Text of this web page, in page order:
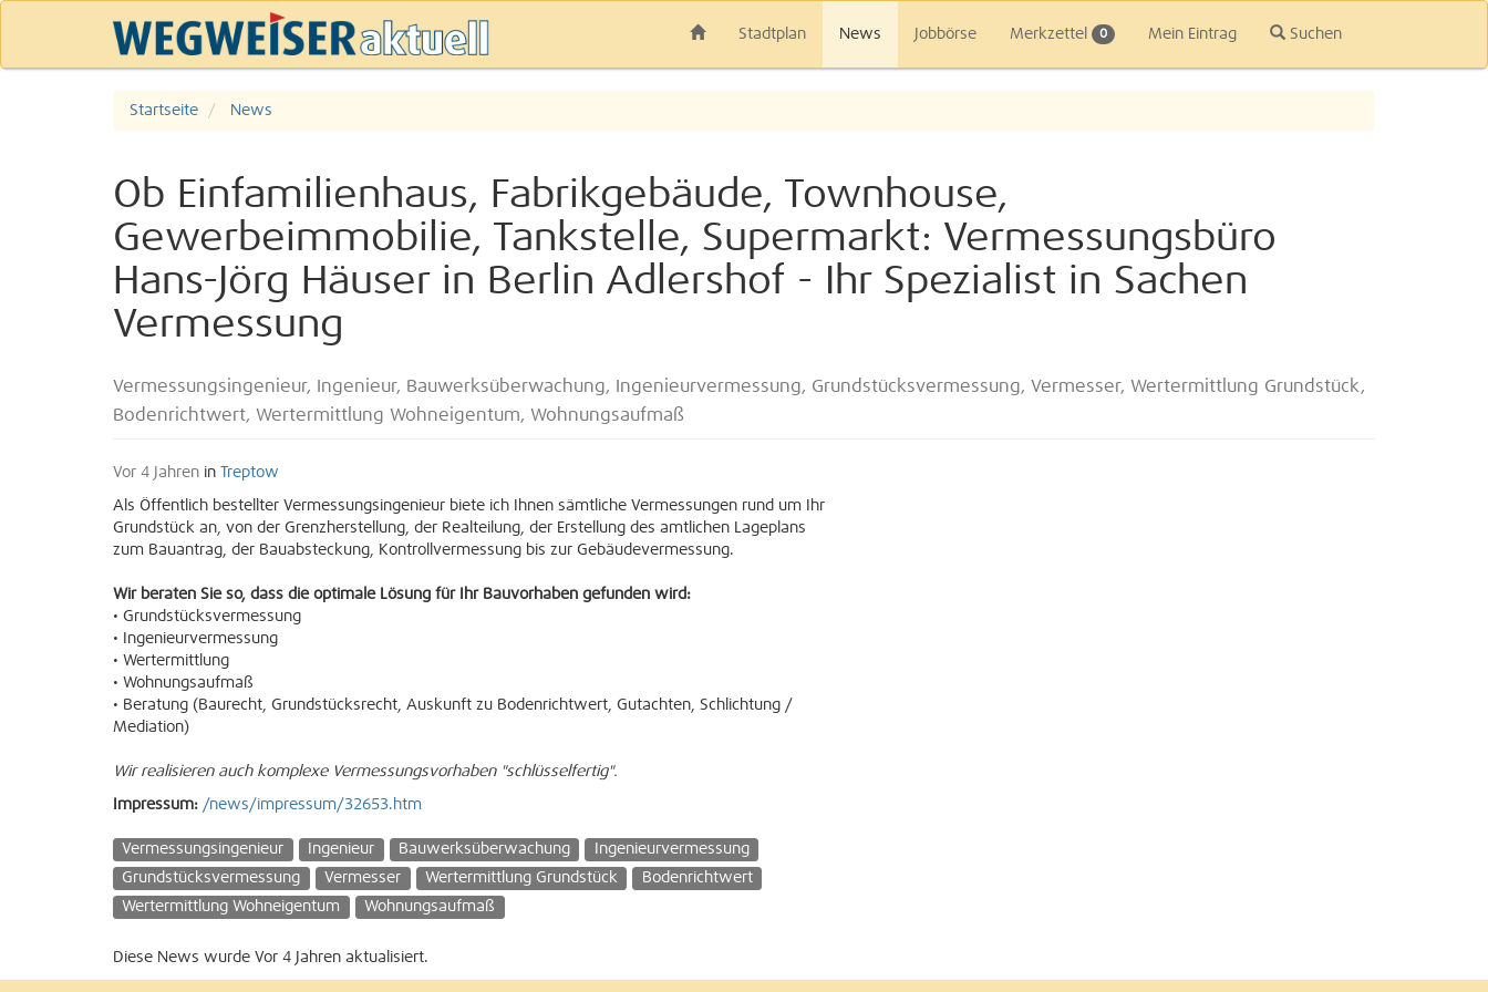
Stadtplan News Jobbörse Merkzettel 0 Mein Eintrag Suchen
Startseite News
Ob Einfamilienhaus, Fabrikgebäude, Townhouse,
Gewerbeimmobilie, Tankstelle, Supermarkt: Vermessungsbüro
Hans-Jörg Häuser in Berlin Adlershof - Ihr Spezialist in Sachen
Vermessung
Vermessungsingenieur, Ingenieur, Bauwerksüberwachung, Ingenieurvermessung, Grundstücksvermessung, Vermesser, Wertermittlung Grundstück,
Bodenrichtwert, Wertermittlung Wohneigentum, Wohnungsaufmaß
Vor 4 Jahren in Treptow
Als Öffentlich bestellter Vermessungsingenieur biete ich Ihnen sämtliche Vermessungen rund um Ihr
Grundstück an, von der Grenzherstellung, der Realteilung, der Erstellung des amtlichen Lageplans
zum Bauantrag, der Bauabsteckung, Kontrollvermessung bis zur Gebäudevermessung.
Wir beraten Sie so, dass die optimale Lösung für Ihr Bauvorhaben gefunden wird:
• Grundstücksvermessung
• Ingenieurvermessung
• Wertermittlung
• Wohnungsaufmaß
• Beratung (Baurecht, Grundstücksrecht, Auskunft zu Bodenrichtwert, Gutachten, Schlichtung /
Mediation)
Wir realisieren auch komplexe Vermessungsvorhaben "schlüsselfertig".
Impressum: /news/impressum/32653.htm
Vermessungsingenieur Ingenieur Bauwerksüberwachung
Ingenieurvermessung
Grundstücksvermessung
Vermesser Wertermittlung Grundstück
Bodenrichtwert
Wertermittlung Wohneigentum
Wohnungsaufmaß
Diese News wurde Vor 4 Jahren aktualisiert.